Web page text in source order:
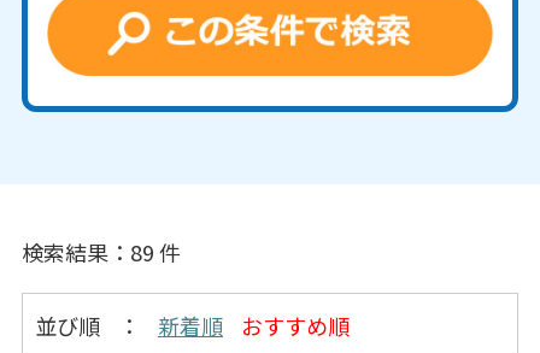
検索結果：89 件
並び順 ： 新着順 おすすめ順